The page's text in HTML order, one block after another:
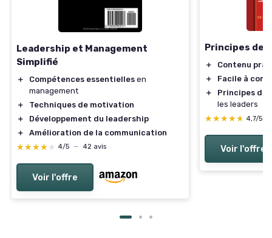
Leadership et Management
Simplifié
＋ Compétences essentielles en
management
＋
Techniques de motivation
＋
Développement du leadership
＋
Amélioration de la communication
★★★★★
★★★★★ 4/5 — 42 avis
Voir l'offre
Principes de
＋
Contenu
＋
Facile à
＋
Principes de
les leaders
★★★★★
★★★★★ 4,7/5
Voir l'offre